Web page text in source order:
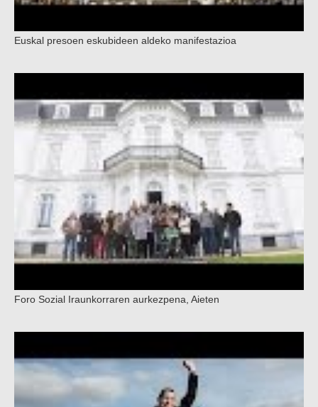
Euskal presoen eskubideen aldeko manifestazioa
Foro Sozial Iraunkorraren aurkezpena, Aieten